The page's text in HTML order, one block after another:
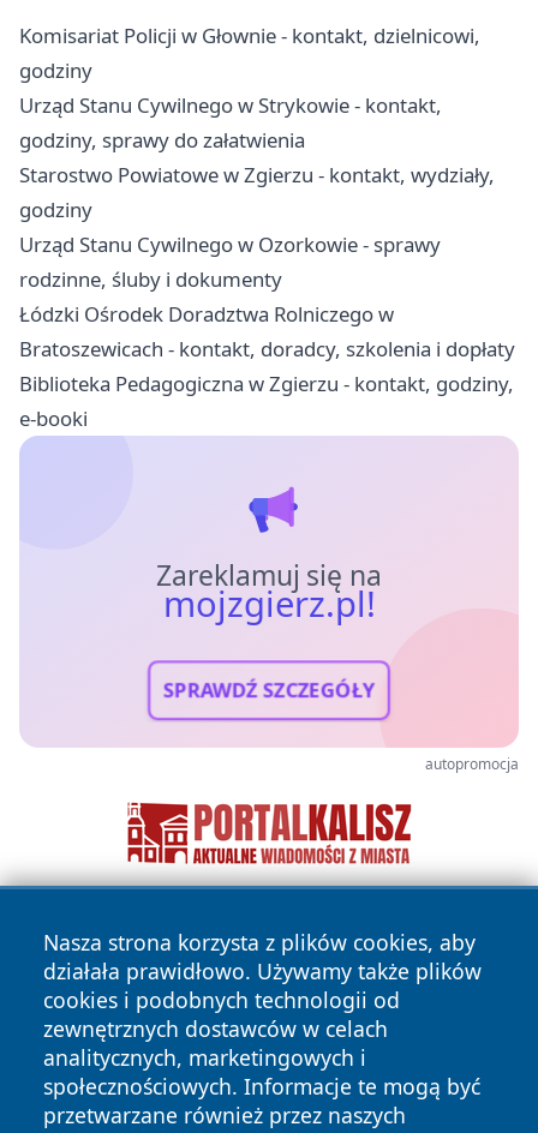
Komisariat Policji w Głownie - kontakt, dzielnicowi,
godziny
Urząd Stanu Cywilnego w Strykowie - kontakt,
godziny, sprawy do załatwienia
Starostwo Powiatowe w Zgierzu - kontakt, wydziały,
godziny
Urząd Stanu Cywilnego w Ozorkowie - sprawy
rodzinne, śluby i dokumenty
Łódzki Ośrodek Doradztwa Rolniczego w
Bratoszewicach - kontakt, doradcy, szkolenia i dopłaty
Biblioteka Pedagogiczna w Zgierzu - kontakt, godziny,
e-booki
Zareklamuj się na
mojzgierz.pl!
SPRAWDŹ SZCZEGÓŁY
autopromocja
Nasza strona korzysta z plików cookies, aby
działała prawidłowo. Używamy także plików
cookies i podobnych technologii od
zewnętrznych dostawców w celach
analitycznych, marketingowych i
społecznościowych. Informacje te mogą być
przetwarzane również przez naszych
Copyright © 2026 mojzgierz.pl Wszystkie prawa zastrzeżone.